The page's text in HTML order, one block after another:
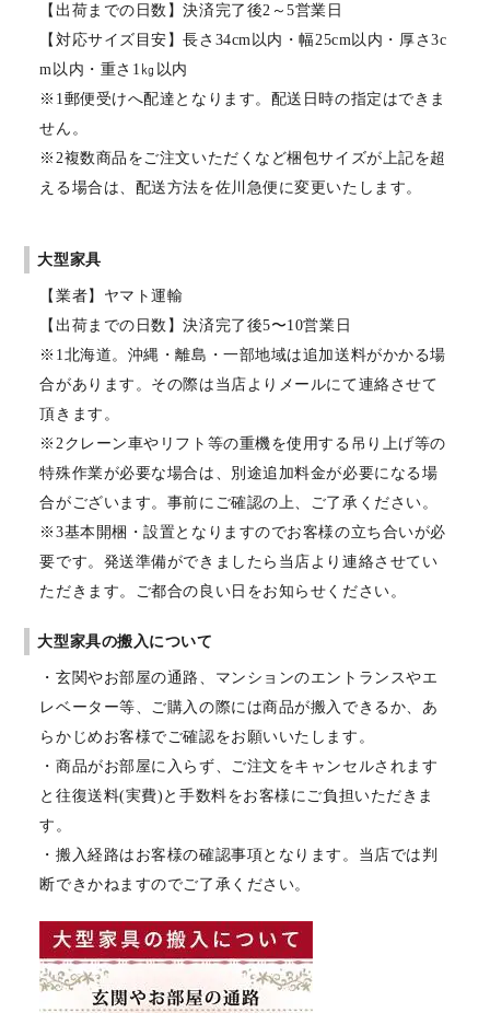
【出荷までの日数】決済完了後2～5営業日
【対応サイズ目安】長さ34cm以内・幅25cm以内・厚さ3c
m以内・重さ1㎏以内
※1郵便受けへ配達となります。配送日時の指定はできま
せん。
※2複数商品をご注文いただくなど梱包サイズが上記を超
える場合は、配送方法を佐川急便に変更いたします。
大型家具
【業者】ヤマト運輸
【出荷までの日数】決済完了後5〜10営業日
※1北海道。沖縄・離島・一部地域は追加送料がかかる場
合があります。その際は当店よりメールにて連絡させて
頂きます。
※2クレーン車やリフト等の重機を使用する吊り上げ等の
特殊作業が必要な場合は、別途追加料金が必要になる場
合がございます。事前にご確認の上、ご了承ください。
※3基本開梱・設置となりますのでお客様の立ち合いが必
要です。発送準備ができましたら当店より連絡させてい
ただきます。ご都合の良い日をお知らせください。
大型家具の搬入について
・玄関やお部屋の通路、マンションのエントランスやエ
レベーター等、ご購入の際には商品が搬入できるか、あ
らかじめお客様でご確認をお願いいたします。
・商品がお部屋に入らず、ご注文をキャンセルされます
と往復送料(実費)と手数料をお客様にご負担いただきま
す。
・搬入経路はお客様の確認事項となります。当店では判
断できかねますのでご了承ください。